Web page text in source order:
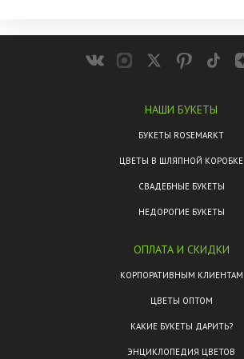
НАШИ БУКЕТЫ
БУКЕТЫ ROSEMARKT
ЦВЕТЫ В ШЛЯПНОЙ КОРОБКЕ
СВАДЕБНЫЕ БУКЕТЫ
НЕДОРОГИЕ БУКЕТЫ
ОПЛАТА И СКИДКИ
КОРПОРАТИВНЫМ КЛИЕНТАМ
ЦВЕТЫ ОПТОМ
КАКИЕ БУКЕТЫ ДАРИТЬ?
ЭНЦИКЛОПЕДИЯ ЦВЕТОВ